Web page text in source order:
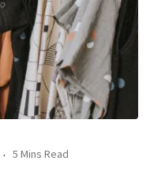
5 Mins Read